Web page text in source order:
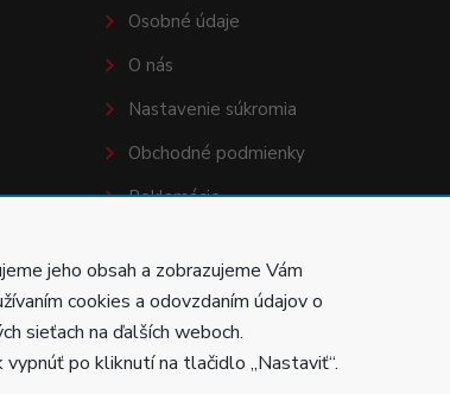
Osobné údaje
O nás
Nastavenie súkromia
Obchodné podmienky
Reklamácie
VytvorilaPoctivá agentúra
jeho obsah a zobrazujeme Vám
cookies a odovzdaním údajov o
sieťach na ďalších weboch.
po kliknutí na tlačidlo „Nastaviť“.